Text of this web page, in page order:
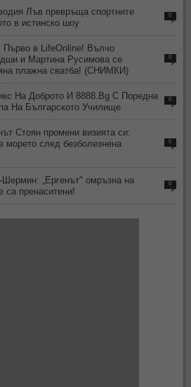
Лъв превръща спортните
в истинско шоу
0
Първо в LifeOnline! Вълчо
и Мартина Русимова сe
плажна сватба! (СНИМКИ)
0
На Доброто И 8888.Bg С Поредна
На Българското Училище
0
Стоян промени визията си:
морето след безболезнена
0
Шермин: „Ергенът" омръзна на
са пренаситени!
0